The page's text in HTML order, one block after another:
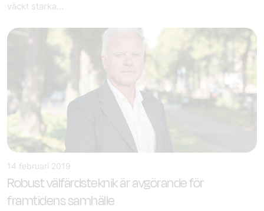
väckt starka...
14 februari 2019
Robust välfärdsteknik är avgörande för
framtidens samhälle